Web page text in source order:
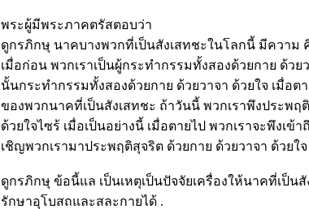
พระผู้มีพระภาคตรัสตอบว่า
ดูกรภิกษุ นาคบางพวกที่เป็นสังเสทชะในโลกนี้ มีความ
เมื่อก่อน พวกเราเป็นผู้กระทำกรรมทั้งสองด้วยกาย ด้วย
นั้นกระทำกรรมทั้งสองด้วยกาย ด้วยวาจา ด้วยใจ เมื่อต
ของพวกนาคที่เป็นสังเสทชะ ถ้าวันนี้ พวกเราพึงประพฤ
ด้วยใจไซร้ เมื่อเป็นอย่างนี้ เมื่อตายไป พวกเราจะพึงเข้
เชิญพวกเรามาประพฤติสุจริต ด้วยกาย ด้วยวาจา ด้วยใจ
ดูกรภิกษุ ข้อนี้แล เป็นเหตุเป็นปัจจัยเครื่องให้นาคที่เป็น
รักษาอุโบสถและสละกายได้ .